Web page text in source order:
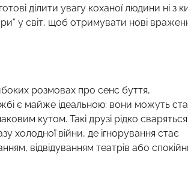
ділити увагу коханої людини ні з
у світ, щоб отримувати нові
розмовах про сенс буття,
є майже ідеальною: вони можуть
кутом. Такі друзі рідко сваряться
холодної війни, де ігнорування стає
відвідуванням театрів або